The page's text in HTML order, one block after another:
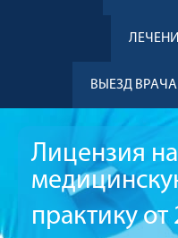
ВЫЕЗД
Лицензия на
практику от